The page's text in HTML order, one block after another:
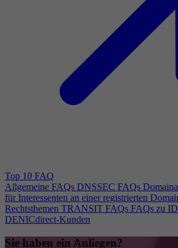
Top 10 FAQ
Allgemeine FAQs DNSSEC FAQs
für Interessenten an einer registrierten
Rechtsthemen TRANSIT FAQs FAQs zu
DENICdirect-Kunden
Sie haben ein Anliegen?